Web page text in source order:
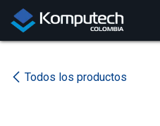
Ir al contenido
Todos los productos